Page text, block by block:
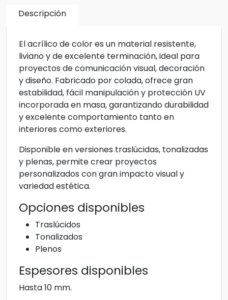
Descripción
El acrílico de color es un material resistente,
liviano y de excelente terminación, ideal para
proyectos de comunicación visual, decoración
y diseño. Fabricado por colada, ofrece gran
estabilidad, fácil manipulación y protección UV
incorporada en masa, garantizando durabilidad
y excelente comportamiento tanto en
interiores como exteriores.
Disponible en versiones traslúcidas, tonalizadas
y plenas, permite crear proyectos
personalizados con gran impacto visual y
variedad estética.
Opciones disponibles
Traslúcidos
Tonalizados
Plenos
Espesores disponibles
Hasta 10 mm.